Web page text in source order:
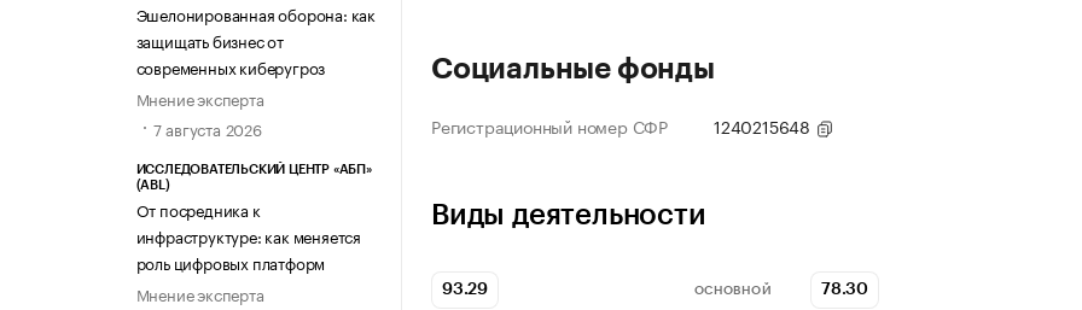
Эшелонированная оборона: как
защищать бизнес от
современных киберугроз
Мнение эксперта
7 августа 2026
ИССЛЕДОВАТЕЛЬСКИЙ ЦЕНТР «АБП»
(ABL)
От посредника к
инфраструктуре: как меняется
роль цифровых платформ
Мнение эксперта
Социальные фонды
Регистрационный номер СФР 1240215648
Виды деятельности
93.29 ОСНОВНОЙ 78.30